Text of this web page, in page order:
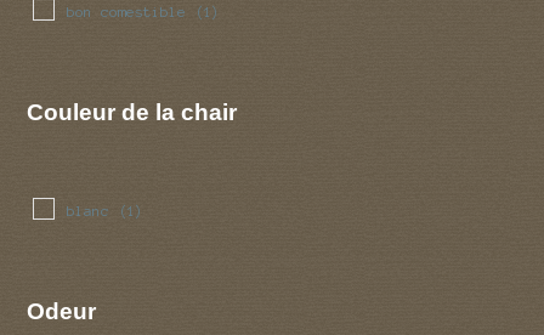
bon comestible (1)
Couleur de la chair
blanc (1)
Odeur